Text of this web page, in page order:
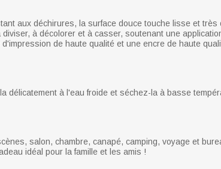
aux déchirures, la surface douce touche lisse et
à décolorer et à casser, soutenant une
de haute qualité et une encre de haute
délicatement à l'eau froide et séchez-la à basse
salon, chambre, canapé, camping, voyage et
idéal pour la famille et les amis !